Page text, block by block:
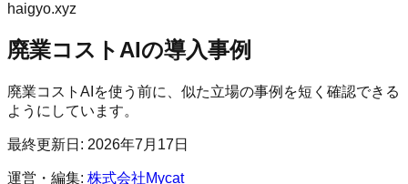
haigyo.xyz
廃業コストAIの導入事例
廃業コストAIを使う前に、似た立場の事例を短く確認できる
ようにしています。
最終更新日: 2026年7月17日
運営・編集: 株式会社Mycat